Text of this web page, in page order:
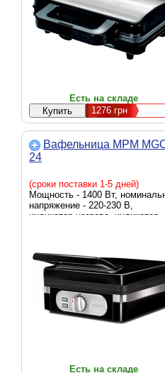
Есть на складе
1276 грн
Вафельница MPM
24
(сроки поставки 1-5 дней)
Мощность - 1400 Вт,
напряжение - 220-230 В,
индикатор нагрева, индикатор
Есть на складе